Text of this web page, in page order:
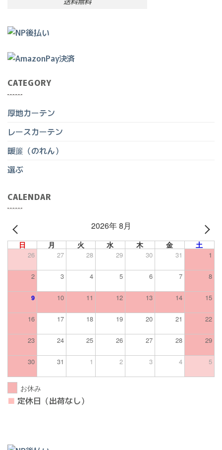
CATEGORY
厚地カーテン
レースカーテン
暖簾（のれん）
選ぶ
CALENDAR
2026年 8月
日 月 火 水 木 金 土
26 27 28 29 30 31 1
2 3 4 5 6 7 8
9 10 11 12 13 14 15
16 17 18 19 20 21 22
23 24 25 26 27 28 29
30 31 1 2 3 4 5
お休み
■ 定休日（出荷なし）